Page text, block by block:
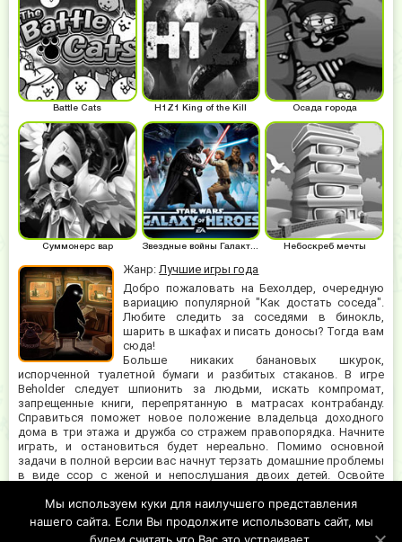
Жанр:Лучшие игры года
Добро пожаловать на Бехолдер, очередную
вариацию популярной "Как достать соседа".
Любите следить за соседями в бинокль,
шарить в шкафах и писать доносы? Тогда вам
сюда!
Больше никаких банановых шкурок,
испорченной туалетной бумаги и разбитых стаканов. В игре
Beholder следует шпионить за людьми, искать компромат,
запрещенные книги, перепрятанную в матрасах контрабанду.
Справиться поможет новое положение владельца доходного
дома в три этажа и дружба со стражем правопорядка. Начните
играть, и остановиться будет нереально. Помимо основной
задачи в полной версии вас начнут терзать домашние проблемы
в виде ссор с женой и непослушания двоих детей. Освойте
грязных вещей постояльцев, умение договориться и дотошную
бюрократию. Действия развернутся посреди обшарпанных стен
обветшалого дома.
Battle Cats H1Z1 King of the Kill Осада города
Суммонерс вар Звездные войны Галактика героев Небоскреб мечты
Мы используем куки для наилучшего представления
нашего сайта. Если Вы продолжите использовать сайт, мы